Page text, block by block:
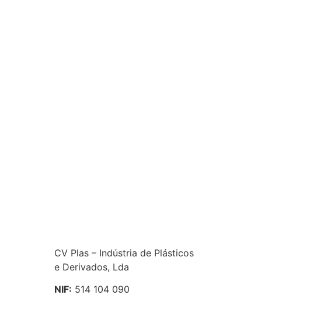
CV Plas – Indústria de Plásticos
e Derivados, Lda
NIF: 514 104 090